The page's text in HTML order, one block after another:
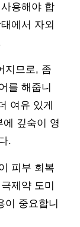
용해야 합
에서 자외
지므로, 좀
를 해줍니
여유 있게
깊숙이 영
.
피부 회복
제약 도미
이 중요합니